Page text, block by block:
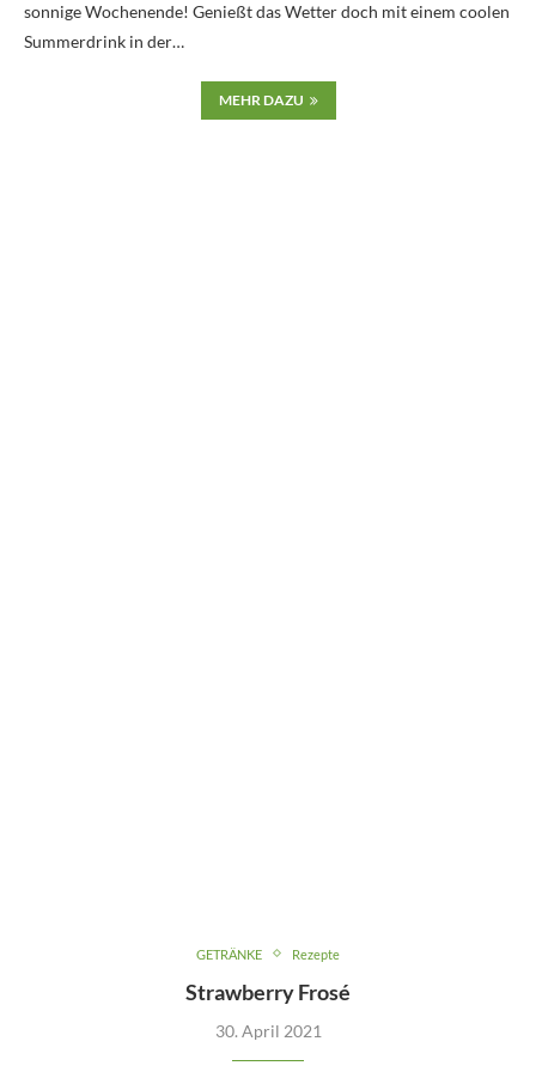
sonnige Wochenende! Genießt das Wetter doch mit einem coolen
Summerdrink in der…
MEHR DAZU
GETRÄNKE Rezepte
Strawberry Frosé
30. April 2021